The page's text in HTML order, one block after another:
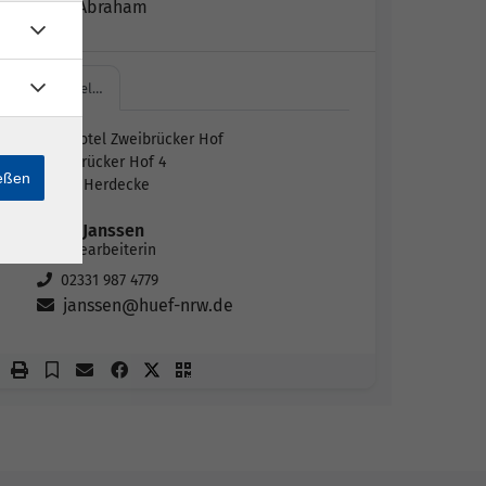
Michael Abraham
Ringhotel…
Ringhotel Zweibrücker Hof
Zweibrücker Hof 4
58313 Herdecke
Sindi Janssen
Sachbearbeiterin
02331 987 4779
janssen@huef-nrw.de